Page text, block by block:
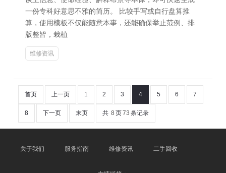
一份专科好意思不雅的简历。 比较手写或自行盘算推
算，使用模板不仅能随意本事，还能确保举止范例、排
版整皆，栽植
维修资讯
首页 上一页 1 2 3 4 5 6 7
8 下一页 末页 共 8 页73 条记录
关于我们 服务指南 维修资讯 二手回收